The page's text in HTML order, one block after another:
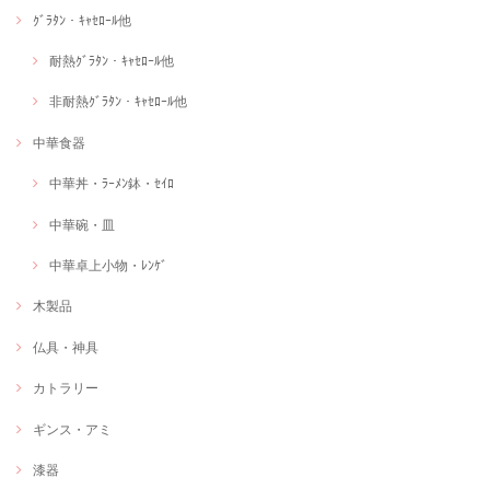
ｸﾞﾗﾀﾝ・ｷｬｾﾛｰﾙ他
耐熱ｸﾞﾗﾀﾝ・ｷｬｾﾛｰﾙ他
非耐熱ｸﾞﾗﾀﾝ・ｷｬｾﾛｰﾙ他
中華食器
中華丼・ﾗｰﾒﾝ鉢・ｾｲﾛ
中華碗・皿
中華卓上小物・ﾚﾝｹﾞ
木製品
仏具・神具
カトラリー
ギンス・アミ
漆器